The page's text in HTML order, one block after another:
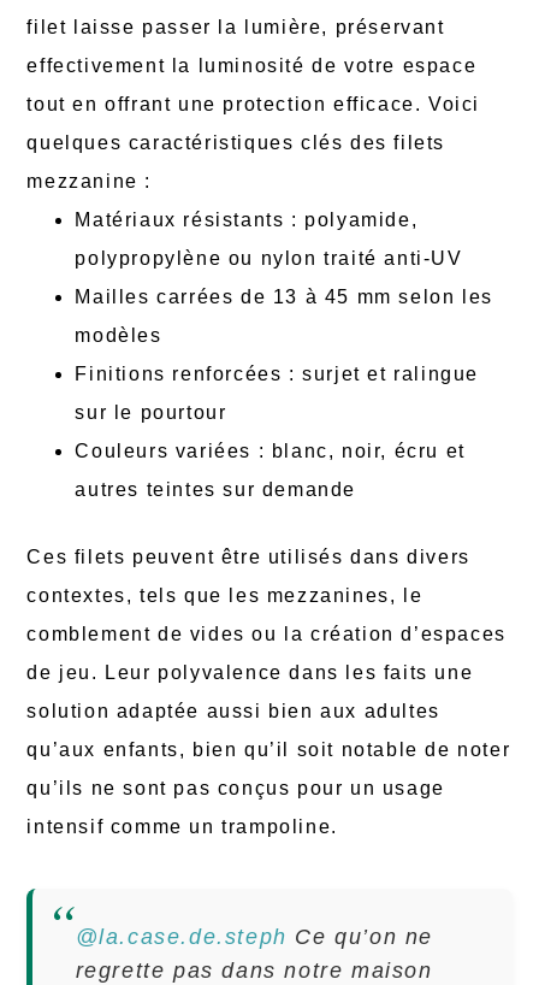
filet laisse passer la lumière, préservant
effectivement la luminosité de votre espace
tout en offrant une protection efficace. Voici
quelques caractéristiques clés des filets
mezzanine :
Matériaux résistants : polyamide,
polypropylène ou nylon traité anti-UV
Mailles carrées de 13 à 45 mm selon les
modèles
Finitions renforcées : surjet et ralingue
sur le pourtour
Couleurs variées : blanc, noir, écru et
autres teintes sur demande
Ces filets peuvent être utilisés dans divers
contextes, tels que les mezzanines, le
comblement de vides ou la création d’espaces
de jeu. Leur polyvalence dans les faits une
solution adaptée aussi bien aux adultes
qu’aux enfants, bien qu’il soit notable de noter
qu’ils ne sont pas conçus pour un usage
intensif comme un trampoline.
@la.case.de.steph Ce qu’on ne
regrette pas dans notre maison